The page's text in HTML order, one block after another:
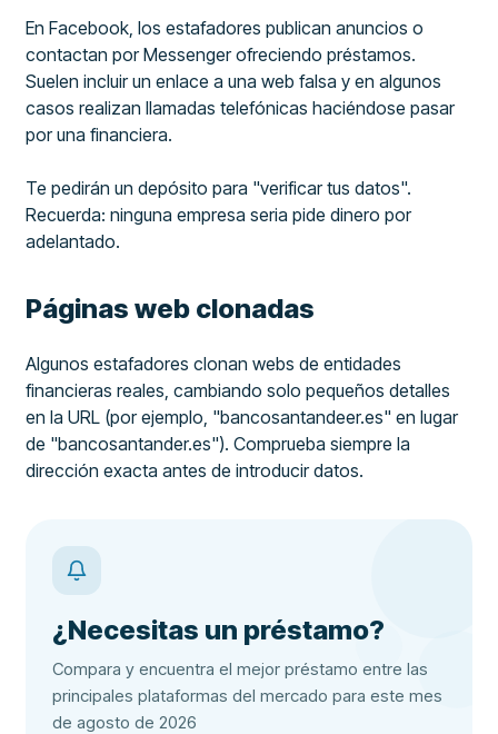
En Facebook, los estafadores publican anuncios o
contactan por Messenger ofreciendo préstamos.
Suelen incluir un enlace a una web falsa y en algunos
casos realizan llamadas telefónicas haciéndose pasar
por una financiera.
Te pedirán un depósito para "verificar tus datos".
Recuerda: ninguna empresa seria pide dinero por
adelantado.
Páginas web clonadas
Algunos estafadores clonan webs de entidades
financieras reales, cambiando solo pequeños detalles
en la URL (por ejemplo, "bancosantandeer.es" en lugar
de "bancosantander.es"). Comprueba siempre la
dirección exacta antes de introducir datos.
¿Necesitas un préstamo?
Compara y encuentra el mejor préstamo entre las
principales plataformas del mercado para este mes
de agosto de 2026